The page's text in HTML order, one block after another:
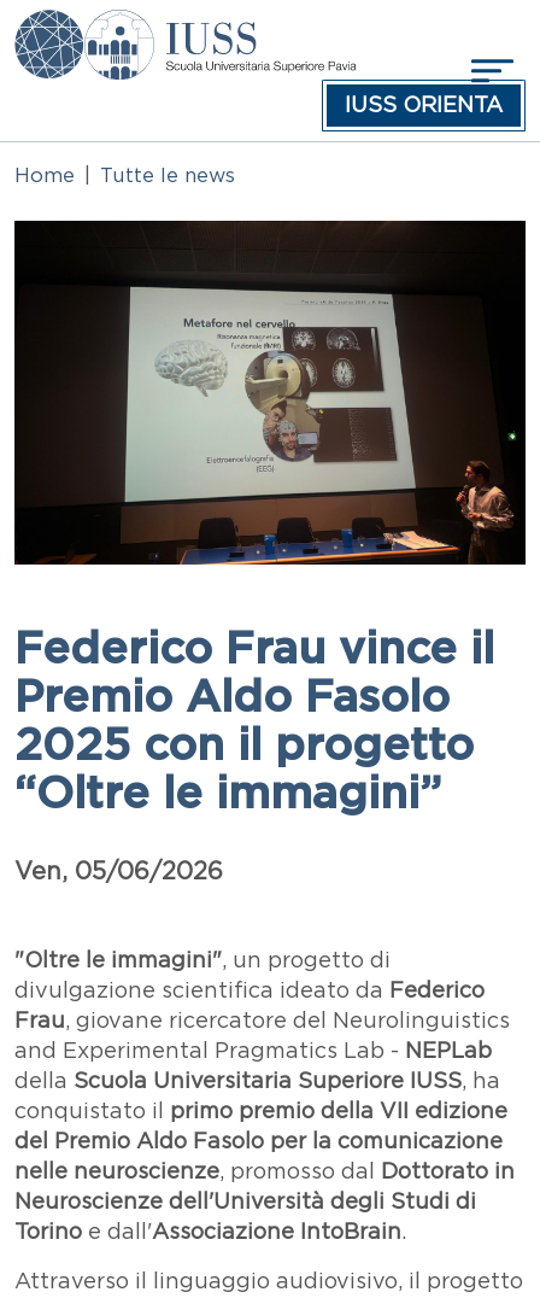
Salta al contenuto principale
IUSS ORIENTA
Home Tutte le news
Federico Frau vince il
Premio Aldo Fasolo
2025 con il progetto
“Oltre le immagini”
Data
Ven, 05/06/2026
Paragrafo
Testo
"Oltre le immagini", un progetto di
divulgazione scientifica ideato da Federico
Frau, giovane ricercatore del Neurolinguistics
and Experimental Pragmatics Lab - NEPLab
della Scuola Universitaria Superiore IUSS, ha
conquistato il primo premio della VII edizione
del Premio Aldo Fasolo per la comunicazione
nelle neuroscienze, promosso dal
Dottorato in
Neuroscienze dell'Università degli Studi di
Torino e dall'Associazione IntoBrain.
Attraverso il linguaggio audiovisivo, il progetto